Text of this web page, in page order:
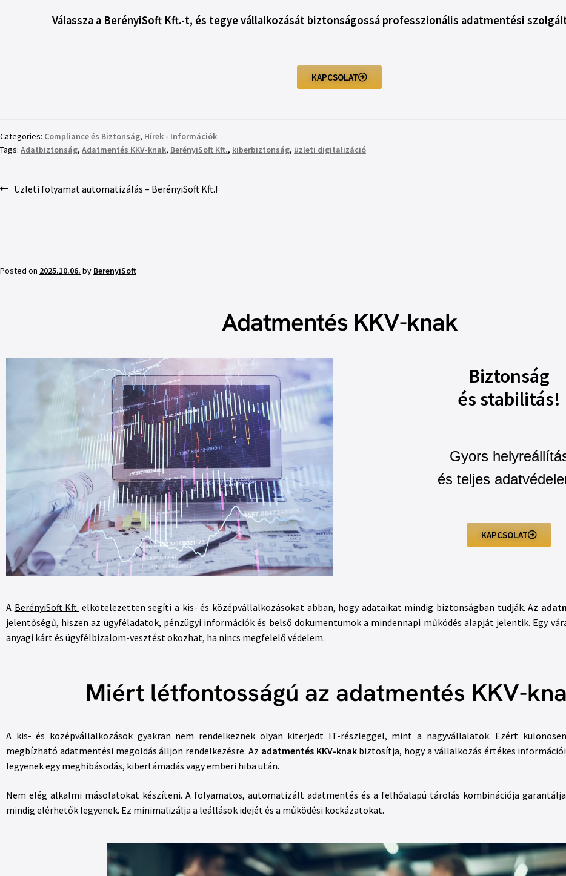
Válassza a BerényiSoft Kft.-t, és tegye vállalkozását biztonságossá professzionális adatmentési
KAPCSOLAT
Categories: Compliance és Biztonság, Hírek - Információk
Tags: Adatbiztonság, Adatmentés KKV-knak, BerényiSoft Kft., kiberbiztonság, üzleti digitalizáció
Üzleti folyamat automatizálás – BerényiSoft Kft.!
Posted on 2025.10.06. by BerenyiSoft
Adatmentés KKV-knak
Biztonság
és stabilitás!
Gyors
és teljes
KAPCSOLAT
A BerényiSoft Kft. elkötelezetten segíti a kis- és középvállalkozásokat abban, hogy adataikat mindig biztonságban tudják. Az
jelentőségű, hiszen az ügyféladatok, pénzügyi információk és belső dokumentumok a mindennapi működés alapját jelentik. Egy
anyagi kárt és ügyfélbizalom-vesztést okozhat, ha nincs megfelelő védelem.
Miért létfontosságú az adatmentés KKV-
A kis- és középvállalkozások gyakran nem rendelkeznek olyan kiterjedt IT-részleggel, mint a nagyvállalatok. Ezért
megbízható adatmentési megoldás álljon rendelkezésre. Az adatmentés KKV-knakbiztosítja, hogy a vállalkozás értékes
legyenek egy meghibásodás, kibertámadás vagy emberi hiba után.
Nem elég alkalmi másolatokat készíteni. A folyamatos, automatizált adatmentés és a felhőalapú tárolás kombinációja
mindig elérhetők legyenek. Ez minimalizálja a leállások idejét és a működési kockázatokat.